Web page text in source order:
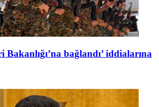
Bakanlığı’na bağlandı’ iddialarına